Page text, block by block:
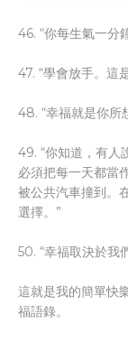
46. “你每生氣一分
47. “學會放手。這
48. “幸福就是你所
49. “你知道，有人
必須把每一天都當
被公共汽車撞到。
選擇。”
50. “幸福取決於我
這就是我的簡單快
福語錄。